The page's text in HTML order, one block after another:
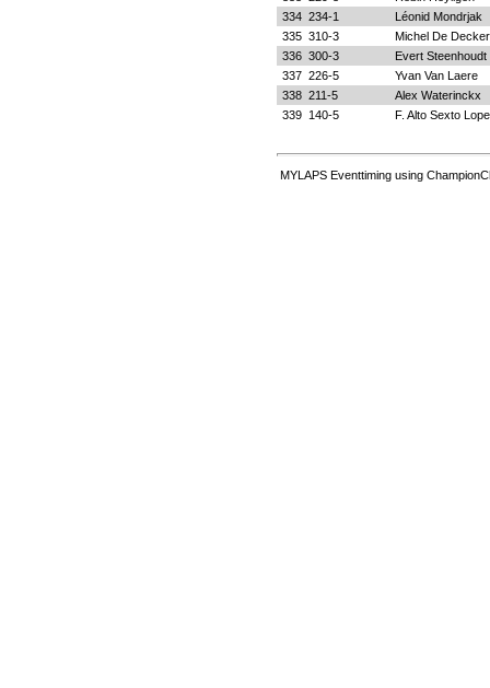
334 234-1
Léonid Mondrjak
335 310-3
Michel De Decker
336 300-3
Evert Steenhoudt
337 226-5
Yvan Van Laere
338 211-5
Alex Waterinckx
339 140-5 F. Alto Sexto
MYLAPS Eventtiming using